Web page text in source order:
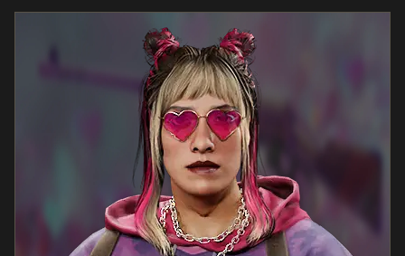
REGISTRARSE